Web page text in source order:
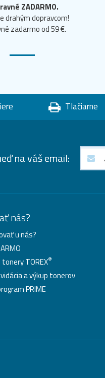
ZADARMO.
drahým dopravcom!
zadarmo od 59 €.
Tlačiarne
na váš email:
nás?
u nás?
TOREX®
a výkup tonerov
PRIME